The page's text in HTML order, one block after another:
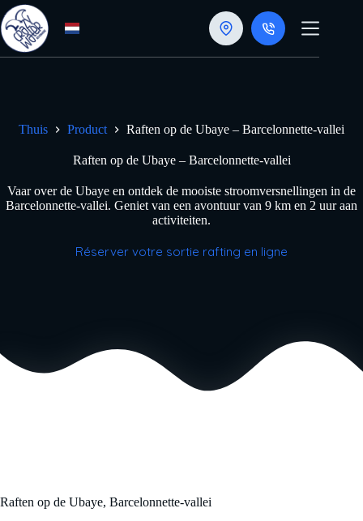
Doorgaan
naar
artikel
Thuis Product Raften op de Ubaye – Barcelonnette-vallei
Raften op de Ubaye – Barcelonnette-vallei
Vaar over de Ubaye en ontdek de mooiste stroomversnellingen in de
Barcelonnette-vallei. Geniet van een avontuur van 9 km en 2 uur aan
activiteiten.
Réserver votre sortie rafting en ligne
Raften op de Ubaye, Barcelonnette-vallei